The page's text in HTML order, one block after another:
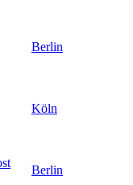
Berlin
Köln
Berlin